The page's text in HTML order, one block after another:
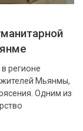
регионе
Мьянмы,
Одним из